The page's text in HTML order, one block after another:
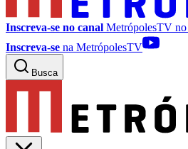
Inscreva-se no canal MetrópolesTV no
Inscreva-se na MetrópolesTV
Busca